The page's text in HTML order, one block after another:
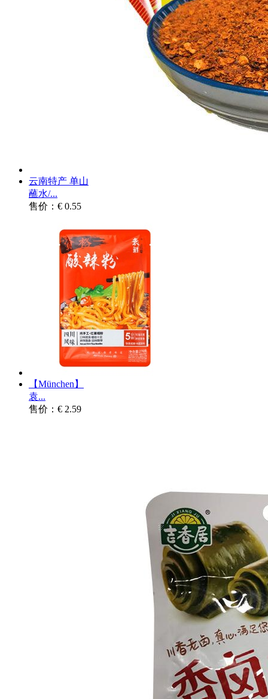
云南特产 单山
蘸水/...
售价：€ 0.55
【München】
袁...
售价：€ 2.59